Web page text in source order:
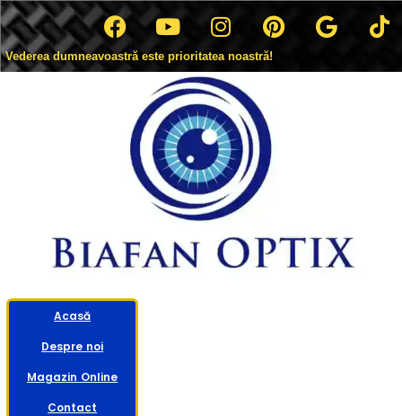
Vederea dumneavoastră este prioritatea noastră!
Acasă
Despre noi
Magazin Online
Contact